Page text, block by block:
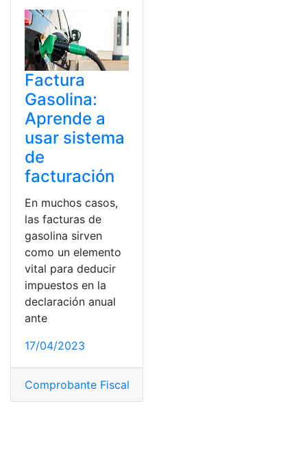
Factura
Gasolina:
Aprende a
usar sistema
de
facturación
En muchos casos,
las facturas de
gasolina sirven
como un elemento
vital para deducir
impuestos en la
declaración anual
ante
17/04/2023
Comprobante Fiscal Digital